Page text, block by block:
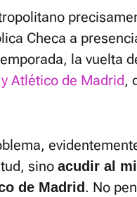
Checa a
la vuelta
Atlético de Madrid,
sino acudir al
de Madrid . No